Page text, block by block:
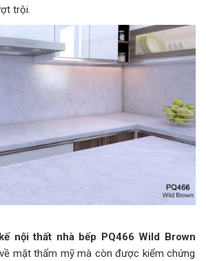
trội.
nội thất nhà bếp PQ466 Wild Brown
mặt thẩm mỹ mà còn được kiểm chứng